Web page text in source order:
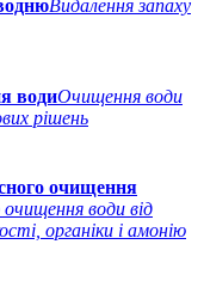
Видалення запаху
водиОчищення води
рішень
очищення
води від
органіки і амонію